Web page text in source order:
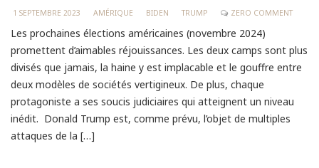
1 SEPTEMBRE 2023 AMÉRIQUE BIDEN TRUMP ZERO COMMENT
Les prochaines élections américaines (novembre 2024)
promettent d’aimables réjouissances. Les deux camps sont plus
divisés que jamais, la haine y est implacable et le gouffre entre
deux modèles de sociétés vertigineux. De plus, chaque
protagoniste a ses soucis judiciaires qui atteignent un niveau
inédit. Donald Trump est, comme prévu, l’objet de multiples
attaques de la […]